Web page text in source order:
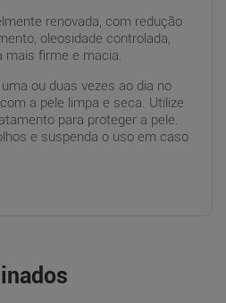
renovada, com redução
oleosidade controlada,
mais firme e macia.
ou duas vezes ao dia no
a pele limpa e seca. Utilize
para proteger a pele.
e suspenda o uso em caso